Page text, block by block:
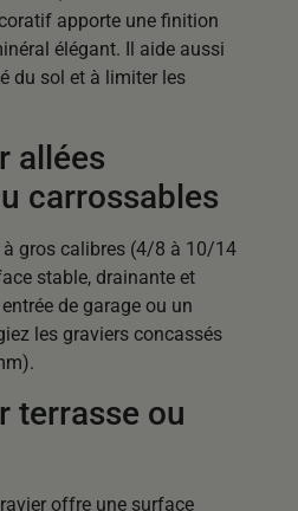
apporte une finition
élégant. Il aide aussi
du sol et à limiter les
allées
carrossables
à gros calibres (4/8 à 10/14
stable, drainante et
de garage ou un
les graviers concassés
terrasse ou
offre une surface